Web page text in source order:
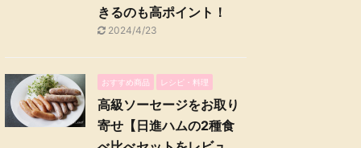
きるのも高ポイント！
2024/4/23
おすすめ商品 レシピ・料理
高級ソーセージをお取り
寄せ【日進ハムの2種食